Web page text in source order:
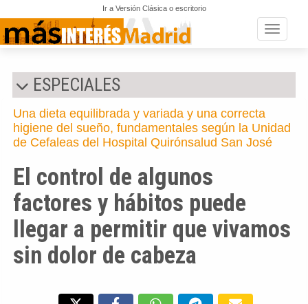
Ir a Versión Clásica o escritorio
Toggle
ESPECIALES
Una dieta equilibrada y variada y una correcta
higiene del sueño, fundamentales según la Unidad
de Cefaleas del Hospital Quirónsalud San José
El control de algunos
factores y hábitos puede
llegar a permitir que vivamos
sin dolor de cabeza